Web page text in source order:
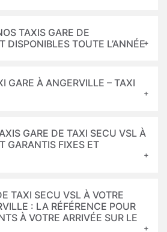
TAXIS GARE DE
DISPONIBLES TOUTE L’ANNÉE
GARE À ANGERVILLE – TAXI
GARE DE TAXI SECU VSL À
GARANTIS FIXES ET
TAXI SECU VSL À VOTRE
: LA RÉFÉRENCE POUR
À VOTRE ARRIVÉE SUR LE